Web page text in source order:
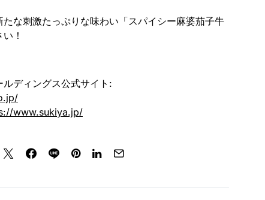
な刺激たっぷりな味わい「スパイシー麻婆茄子牛
！
ディングス公式サイト:
www.sukiya.jp/